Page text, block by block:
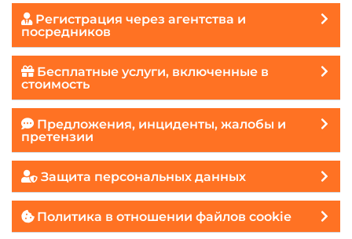
Регистрация через агентства и
посредников
Бесплатные услуги, включенные в
стоимость
Предложения, инциденты, жалобы и
претензии
Защита персональных данных
Политика в отношении файлов cookie